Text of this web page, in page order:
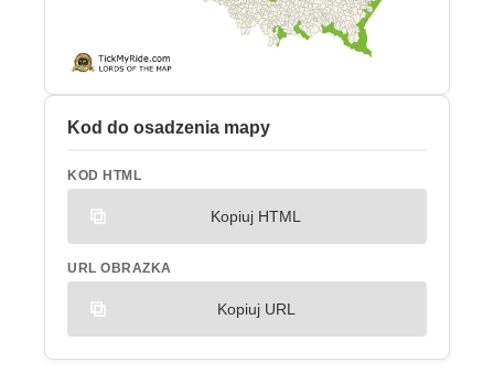
Kod do osadzenia mapy
KOD HTML
Kopiuj HTML
URL OBRAZKA
Kopiuj URL